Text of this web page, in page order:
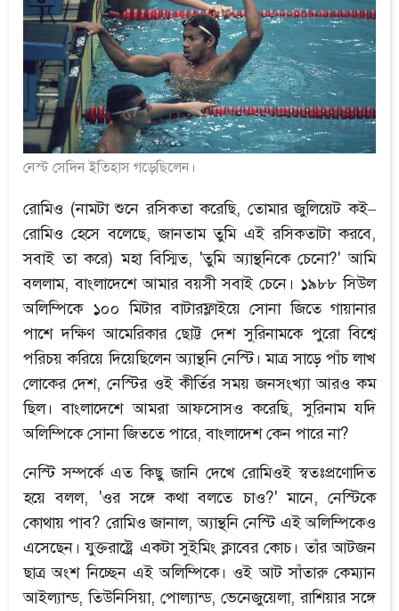
নেস্ট সেদিন ইতিহাস গড়েছিলেন।
রোমিও (নামটা শুনে রসিকতা করেছি, তোমার জুলিয়েট কই–
রোমিও হেসে বলেছে, জানতাম তুমি এই রসিকতাটা করবে,
সবাই তা করে) মহা বিস্মিত, 'তুমি অ্যান্থনিকে চেনো?' আমি
বললাম, বাংলাদেশে আমার বয়সী সবাই চেনে। ১৯৮৮ সিউল
অলিম্পিকে ১০০ মিটার বাটারফ্লাইয়ে সোনা জিতে গায়ানার
পাশে দক্ষিণ আমেরিকার ছোট্ট দেশ সুরিনামকে পুরো বিশ্বে
পরিচয় করিয়ে দিয়েছিলেন অ্যান্থনি নেস্টি। মাত্র সাড়ে পাঁচ লাখ
লোকের দেশ, নেস্টির ওই কীর্তির সময় জনসংখ্যা আরও কম
ছিল। বাংলাদেশে আমরা আফসোসও করেছি, সুরিনাম যদি
অলিম্পিকে সোনা জিততে পারে, বাংলাদেশ কেন পারে না?
নেস্টি সম্পর্কে এত কিছু জানি দেখে রোমিওই স্বতঃপ্রণোদিত
হয়ে বলল, 'ওর সঙ্গে কথা বলতে চাও?' মানে, নেস্টিকে
কোথায় পাব? রোমিও জানাল, অ্যান্থনি নেস্টি এই অলিম্পিকেও
এসেছেন। যুক্তরাষ্ট্রে একটা সুইমিং ক্লাবের কোচ। তাঁর আটজন
ছাত্র অংশ নিচ্ছেন এই অলিম্পিকে। ওই আট সাঁতারু কেম্যান
আইল্যান্ড, তিউনিসিয়া, পোল্যান্ড, ভেনেজুয়েলা, রাশিয়ার সঙ্গে